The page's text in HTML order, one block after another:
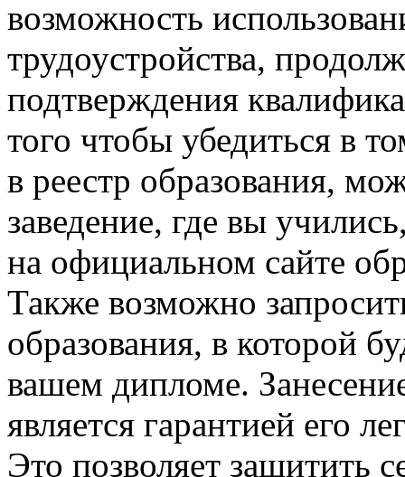
возможность
трудоустройства,
подтверждения
того чтобы убедиться в
в реестр образования,
заведение, где вы
на официальном сайте
Также возможно
образования, в которой
вашем дипломе.
является гарантией его
Это позволяет защитить